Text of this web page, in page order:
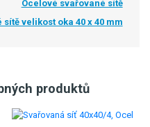
Ocelové svařované sítě
sítě velikost oka 40 x 40 mm
produktů